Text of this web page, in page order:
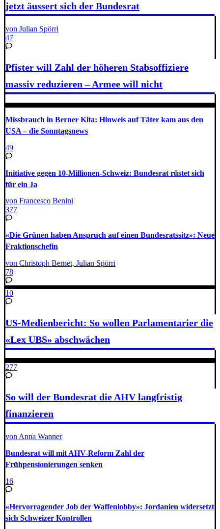
jetzt äussert sich der Bundesrat
von Julian Spörri
47
Pfister will Zahl der höheren Stabsoffiziere
massiv reduzieren – Armee will nicht
Missbrauch in Berner Kita: Hinweis auf Täter kam aus den
USA – die Sonntagsnews
49
Initiative gegen 10-Millionen-Schweiz: Bundesrat rüstet sich
für ein Ja
von Francesco Benini
377
«Die Grünen haben Anspruch auf einen Bundesratssitz»: Neue
Fraktionschefin
von Christoph Bernet, Julian Spörri
78
10
US-Medienbericht: So wollen Parlamentarier die
«Lex UBS» abschwächen
277
So will der Bundesrat die AHV langfristig
finanzieren
von Anna Wanner
Bundesrat will mit AHV-Reform Zahl der
Frühpensionierungen senken
16
«Hervorragender Job der Waffenlobby»: Jordanien widersetzt
sich Schweizer Kontrollen